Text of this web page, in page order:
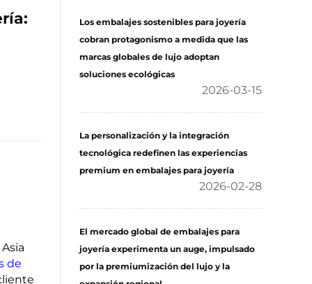
de
Los embalajes sostenibles para joyería
cobran protagonismo a medida que las
marcas globales de lujo adoptan
soluciones ecológicas
2026-03-15
La personalización y la integración
tecnológica redefinen las experiencias
premium en embalajes para joyería
2026-02-28
El mercado global de embalajes para
joyería experimenta un auge, impulsado
por la premiumización del lujo y la